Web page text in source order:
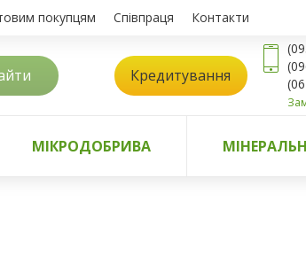
покупцям Співпраця Контакти
Кредитування
МІКРОДОБРИВА